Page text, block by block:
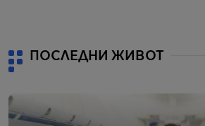
ПОСЛЕДНИ ЖИВОТ